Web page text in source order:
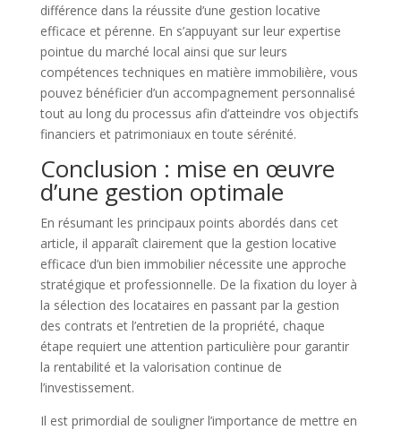
différence dans la réussite d’une gestion locative
efficace et pérenne. En s’appuyant sur leur expertise
pointue du marché local ainsi que sur leurs
compétences techniques en matière immobilière, vous
pouvez bénéficier d’un accompagnement personnalisé
tout au long du processus afin d’atteindre vos objectifs
financiers et patrimoniaux en toute sérénité.
Conclusion : mise en œuvre
d’une gestion optimale
En résumant les principaux points abordés dans cet
article, il apparaît clairement que la gestion locative
efficace d’un bien immobilier nécessite une approche
stratégique et professionnelle. De la fixation du loyer à
la sélection des locataires en passant par la gestion
des contrats et l’entretien de la propriété, chaque
étape requiert une attention particulière pour garantir
la rentabilité et la valorisation continue de
l’investissement.
Il est primordial de souligner l’importance de mettre en